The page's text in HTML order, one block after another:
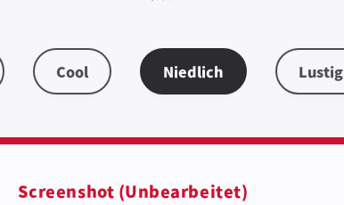
Cool Niedlich Lustig
Screenshot (Unbearbeitet)